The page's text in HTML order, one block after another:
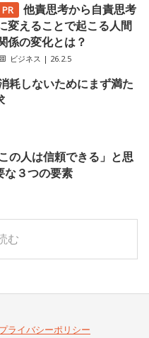
他責思考から自責思考
変えることで起こる人間
係の変化とは？
ビジネス | 26.2.5
耗しないためにまず満た
の人は信頼できる」と思
な３つの要素
む
プライバシーポリシー